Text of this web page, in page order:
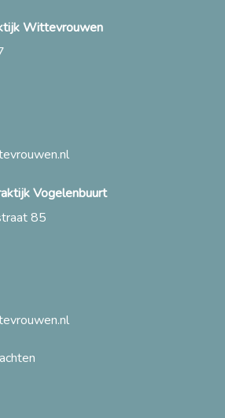
Wittevrouwen
Vogelenbuurt
85